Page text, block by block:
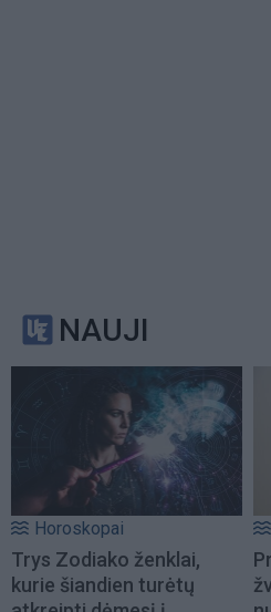
NAUJI
Horoskopai
Trys Zodiako ženklai,
kurie šiandien turėtų